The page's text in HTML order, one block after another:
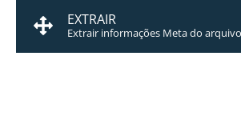
EXTRAIR
Extrair informações Meta do